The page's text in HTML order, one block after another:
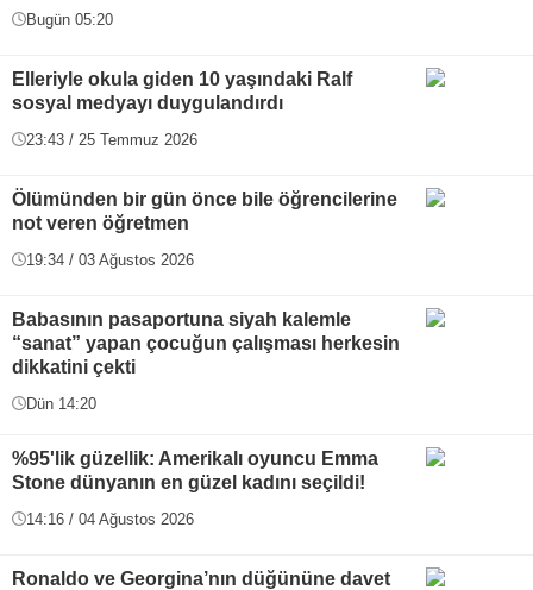
Bugün 05:20
Elleriyle okula giden 10 yaşındaki Ralf
sosyal medyayı duygulandırdı
23:43 / 25 Temmuz 2026
Ölümünden bir gün önce bile öğrencilerine
not veren öğretmen
19:34 / 03 Ağustos 2026
Babasının pasaportuna siyah kalemle
“sanat” yapan çocuğun çalışması herkesin
dikkatini çekti
Dün 14:20
%95'lik güzellik: Amerikalı oyuncu Emma
Stone dünyanın en güzel kadını seçildi!
14:16 / 04 Ağustos 2026
Ronaldo ve Georgina’nın düğününe davet